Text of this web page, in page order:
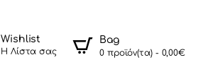
Wishlist
Η Λίστα σας
Bag
0 προϊόν(τα) - 0,00€